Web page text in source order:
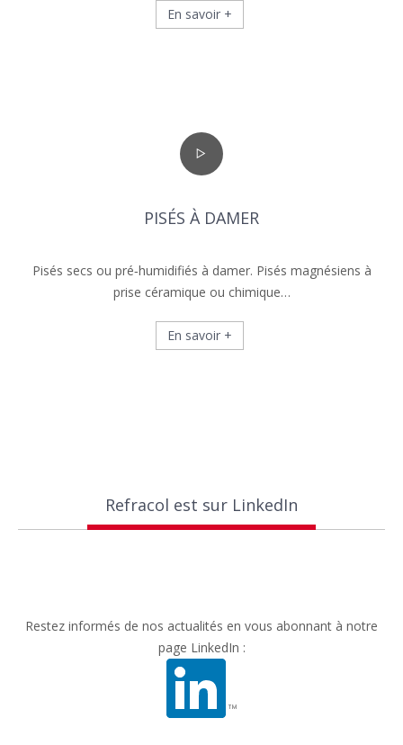
En savoir +
PISÉS À DAMER
Pisés secs ou pré‑humidifiés à damer. Pisés magnésiens à
prise céramique ou chimique…
En savoir +
Refracol est sur LinkedIn
Restez informés de nos actualités en vous abonnant à notre
page LinkedIn :